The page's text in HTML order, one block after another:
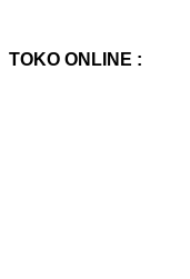
TOKO ONLINE :